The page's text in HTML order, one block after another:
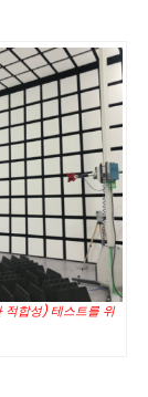
적합성) 테스트를 위